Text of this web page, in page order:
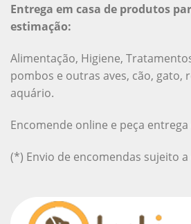
Entrega em casa de produtos
estimação:
Alimentação, Higiene,
pombos e outras aves, cão, gato,
aquário.
Encomende online e peça entrega
(*) Envio de encomendas sujeito